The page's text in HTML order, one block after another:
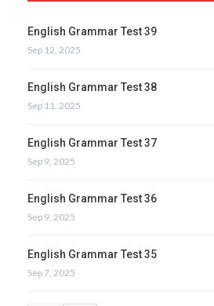
English Grammar Test 39
Sep 12, 2025
English Grammar Test 38
Sep 11, 2025
English Grammar Test 37
Sep 9, 2025
English Grammar Test 36
Sep 9, 2025
English Grammar Test 35
Sep 7, 2025